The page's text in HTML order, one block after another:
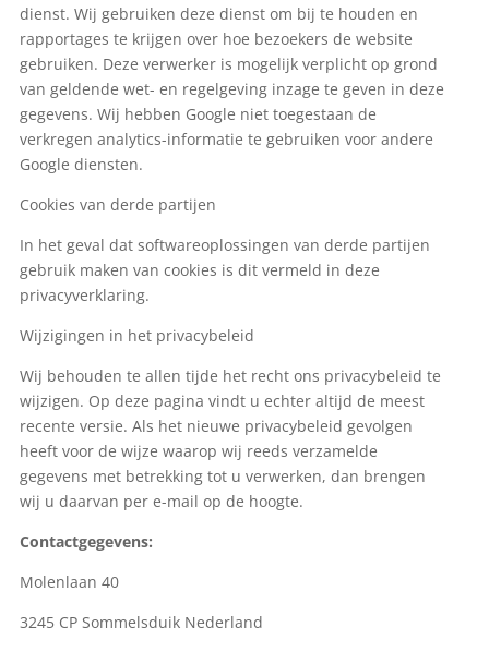
dienst. Wij gebruiken deze dienst om bij te houden en
rapportages te krijgen over hoe bezoekers de website
gebruiken. Deze verwerker is mogelijk verplicht op grond
van geldende wet- en regelgeving inzage te geven in deze
gegevens. Wij hebben Google niet toegestaan de
verkregen analytics-informatie te gebruiken voor andere
Google diensten.
Cookies van derde partijen
In het geval dat softwareoplossingen van derde partijen
gebruik maken van cookies is dit vermeld in deze
privacyverklaring.
Wijzigingen in het privacybeleid
Wij behouden te allen tijde het recht ons privacybeleid te
wijzigen. Op deze pagina vindt u echter altijd de meest
recente versie. Als het nieuwe privacybeleid gevolgen
heeft voor de wijze waarop wij reeds verzamelde
gegevens met betrekking tot u verwerken, dan brengen
wij u daarvan per e-mail op de hoogte.
Contactgegevens:
Molenlaan 40
3245 CP Sommelsduik Nederland